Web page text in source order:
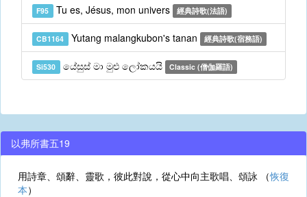
F95 Tu es, Jésus, mon univers 經典詩歌(法語)
CB1164 Yutang malangkubon's tanan 經典詩歌(宿務語)
Si530 යේසුස් මා මුළු ලෝකයයි Classic (僧伽羅語)
以弗所書五19
用詩章、頌辭、靈歌，彼此對說，從心中向主歌唱、頌詠 （恢復
本）